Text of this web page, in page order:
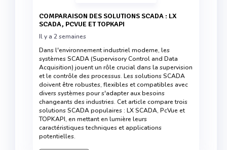
COMPARAISON DES SOLUTIONS SCADA : LX
SCADA, PCVUE ET TOPKAPI
Il y a 2 semaines
Dans l'environnement industriel moderne, les
systèmes SCADA (Supervisory Control and Data
Acquisition) jouent un rôle crucial dans la supervision
et le contrôle des processus. Les solutions SCADA
doivent être robustes, flexibles et compatibles avec
divers systèmes pour s'adapter aux besoins
changeants des industries. Cet article compare trois
solutions SCADA populaires : LX SCADA, PcVue et
TOPKAPI, en mettant en lumière leurs
caractéristiques techniques et applications
potentielles.